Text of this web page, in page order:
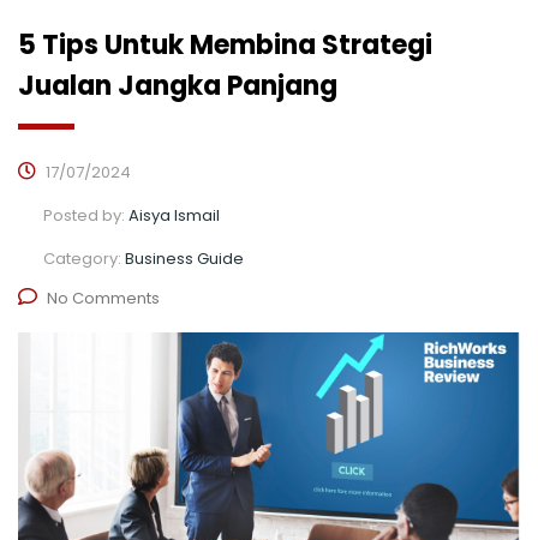
5 Tips Untuk Membina Strategi
Jualan Jangka Panjang
17/07/2024
Posted by: Aisya Ismail
Category: Business Guide
No Comments